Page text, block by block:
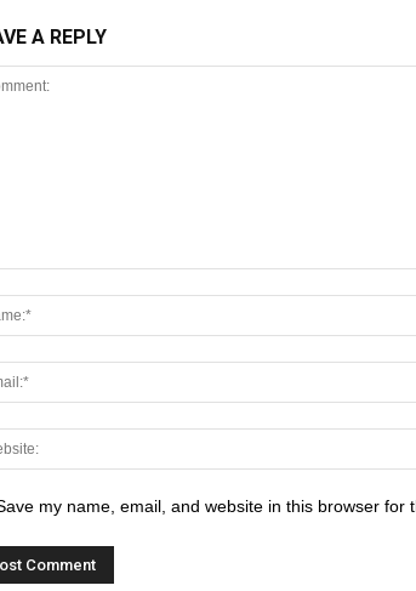
A REPLY
my name, email, and website in this browser for